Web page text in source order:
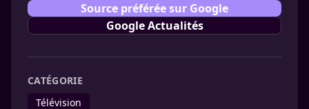
Source préférée sur Google
Google Actualités
CATÉGORIE
Télévision